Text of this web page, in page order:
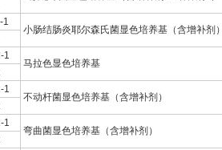
1
小肠结肠炎耶尔森氏菌显色培养基（含增补剂）
1
马拉色显色培养基
1
不动杆菌显色培养基（含增补剂）
1
弯曲菌显色培养基（含增补剂）